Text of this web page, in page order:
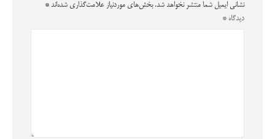
نشانی ایمیل شما منتشر نخواهد شد. بخش‌های موردنیاز علامت‌گذاری شده‌اند *
دیدگاه *